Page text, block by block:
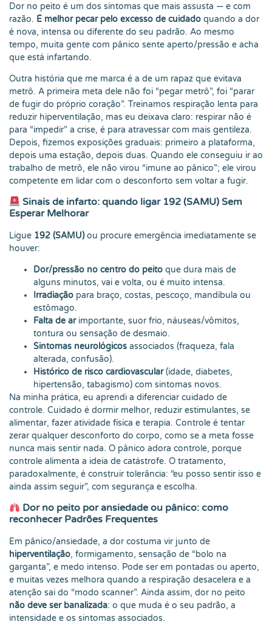
Dor no peito é um dos sintomas que mais assusta — e com
razão. É melhor pecar pelo excesso de cuidado quando a dor
é nova, intensa ou diferente do seu padrão. Ao mesmo
tempo, muita gente com pânico sente aperto/pressão e acha
que está infartando.
Outra história que me marca é a de um rapaz que evitava
metrô. A primeira meta dele não foi “pegar metrô”, foi “parar
de fugir do próprio coração”. Treinamos respiração lenta para
reduzir hiperventilação, mas eu deixava claro: respirar não é
para “impedir” a crise, é para atravessar com mais gentileza.
Depois, fizemos exposições graduais: primeiro a plataforma,
depois uma estação, depois duas. Quando ele conseguiu ir ao
trabalho de metrô, ele não virou “imune ao pânico”; ele virou
competente em lidar com o desconforto sem voltar a fugir.
Sinais de infarto: quando ligar 192 (SAMU) Sem
Esperar Melhorar
Ligue 192 (SAMU)ou procure emergência imediatamente se
houver:
Dor/pressão no centro do peito que dura mais de
alguns minutos, vai e volta, ou é muito intensa.
Irradiação para braço, costas, pescoço, mandíbula ou
estômago.
Falta de arimportante, suor frio, náuseas/vômitos,
tontura ou sensação de desmaio.
Sintomas neurológicos associados (fraqueza, fala
alterada, confusão).
Histórico de risco cardiovascular(idade, diabetes,
hipertensão, tabagismo) com sintomas novos.
Na minha prática, eu aprendi a diferenciar cuidado de
controle. Cuidado é dormir melhor, reduzir estimulantes, se
alimentar, fazer atividade física e terapia. Controle é tentar
zerar qualquer desconforto do corpo, como se a meta fosse
nunca mais sentir nada. O pânico adora controle, porque
controle alimenta a ideia de catástrofe. O tratamento,
paradoxalmente, é construir tolerância: “eu posso sentir isso e
ainda assim seguir”, com segurança e escolha.
Dor no peito por ansiedade ou pânico: como
reconhecer Padrões Frequentes
Em pânico/ansiedade, a dor costuma vir junto de
hiperventilação, formigamento, sensação de “bolo na
garganta”, e medo intenso. Pode ser em pontadas ou aperto,
e muitas vezes melhora quando a respiração desacelera e a
atenção sai do “modo scanner”. Ainda assim, dor no peito
não deve ser banalizada: o que muda é o seu padrão, a
intensidade e os sintomas associados.